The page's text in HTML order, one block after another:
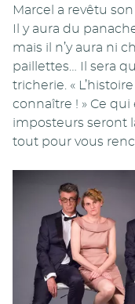
Marcel a revêtu
Il y aura du
mais il n’y aura ni
paillettes… Il sera
tricherie. «
connaître ! » Ce qui
imposteurs seront
tout pour vous